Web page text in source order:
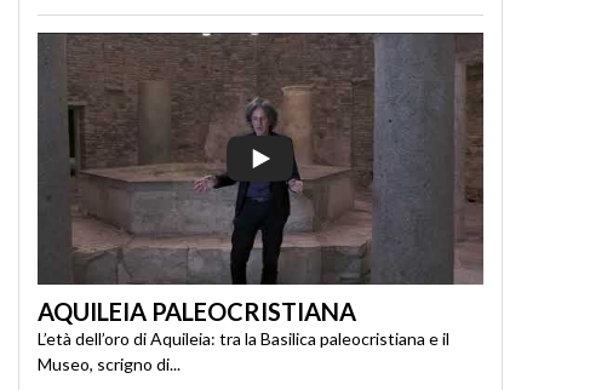
AQUILEIA PALEOCRISTIANA
L’età dell’oro di Aquileia: tra la Basilica paleocristiana e il
Museo, scrigno di...